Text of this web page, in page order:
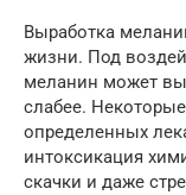
Выработка
жизни. Под
меланин может
слабее.
определенных
интоксикация
скачки и даже